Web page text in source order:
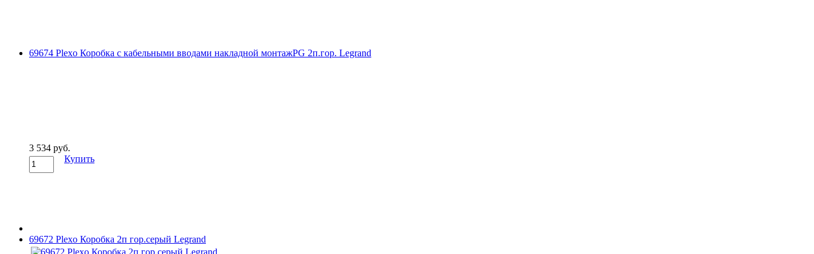
69674 Plexo Коробка с кабельными вводами накладной монтажPG 2п.гор. Legrand
3 534 руб.
Купить
69672 Plexo Коробка 2п гор.серый Legrand